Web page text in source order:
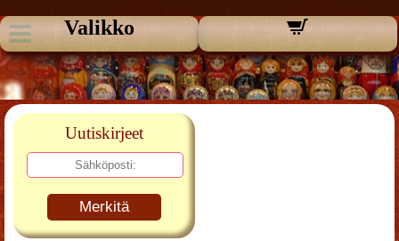
Valikko
Uutiskirjeet
Merkitä